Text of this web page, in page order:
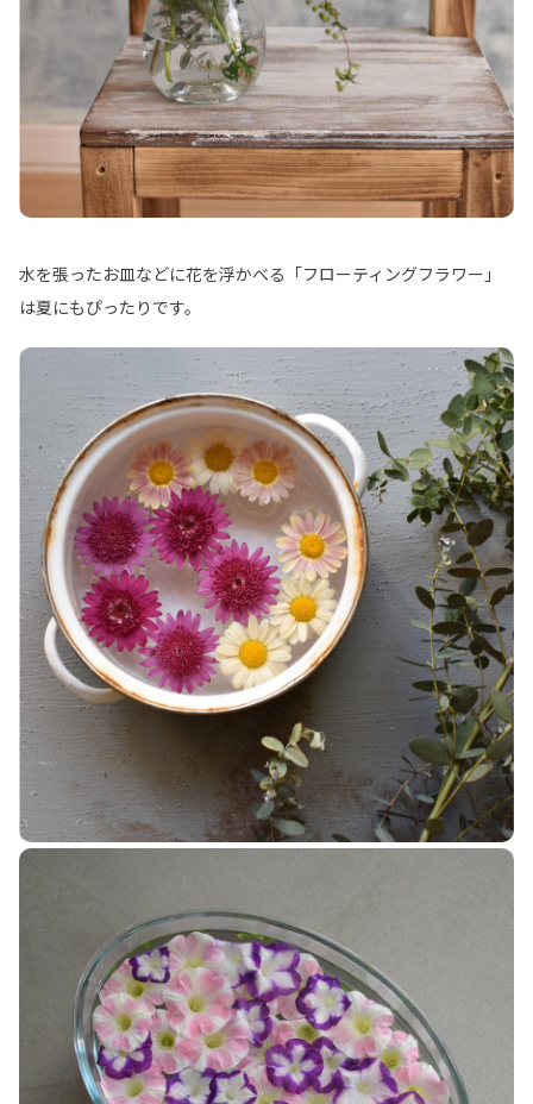
水を張ったお皿などに花を浮かべる「フローティングフラワー」
は夏にもぴったりです。